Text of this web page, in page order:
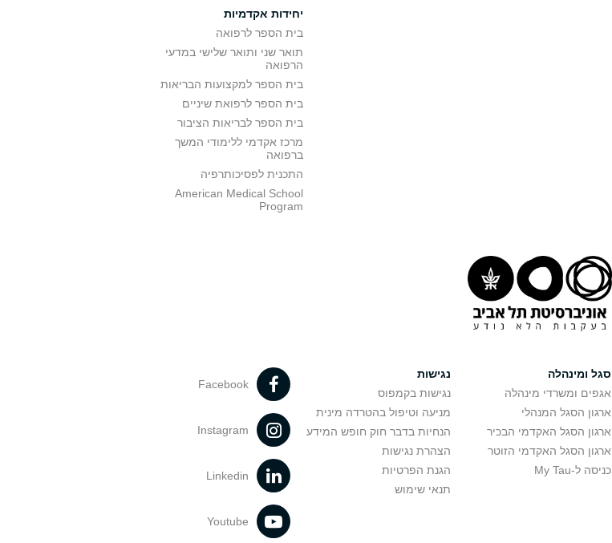
יחידות אקדמיות
בית הספר לרפואה
תואר שני ותואר שלישי במדעי
הרפואה
בית הספר למקצועות הבריאות
בית הספר לרפואת שיניים
בית הספר לבריאות הציבור
מרכז אקדמי ללימודי המשך
ברפואה
התכנית לפסיכותרפיה
American Medical School
Program
סגל ומינהלה
אגפים ומשרדי מינהלה
ארגון הסגל המנהלי
ארגון הסגל האקדמי הבכיר
ארגון הסגל האקדמי הזוטר
כניסה ל-My Tau
נגישות
נגישות בקמפוס
מניעה וטיפול בהטרדה מינית
הנחיות בדבר חוק חופש המידע
הצהרת נגישות
הגנת הפרטיות
תנאי שימוש
Facebook
Instagram
Linkedin
Youtube